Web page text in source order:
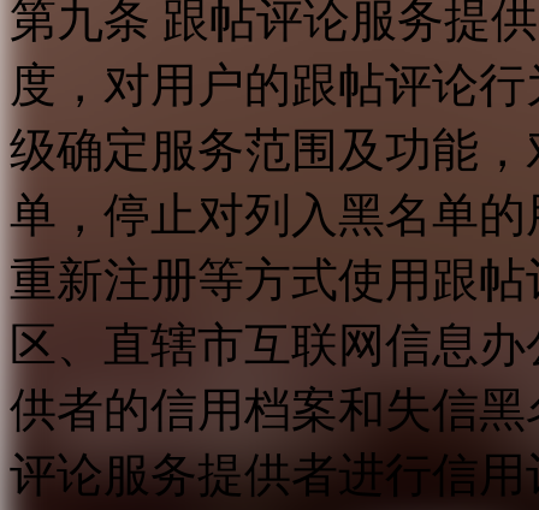
第九条 跟帖评论服务提
度，对用户的跟帖评论
级确定服务范围及功能
单，停止对列入黑名单
重新注册等方式使用跟
区、直辖市互联网信息
供者的信用档案和失信
评论服务提供者进行信用